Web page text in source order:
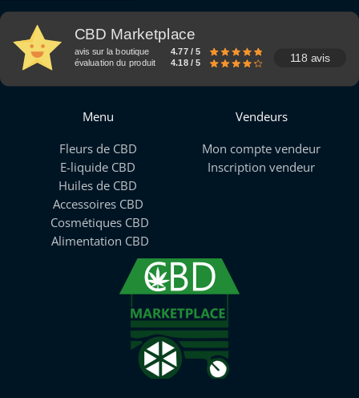
CBD Marketplace
avis sur la boutique
4.77 / 5
évaluation du produit
4.18 / 5 118 avis
Menu
Fleurs de CBD
E-liquide CBD
Huiles de CBD
Accessoires CBD
Cosmétiques CBD
Alimentation CBD
Vendeurs
Mon compte vendeur
Inscription vendeur